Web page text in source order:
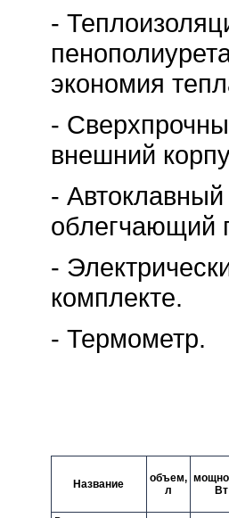
-
экономия
-
внешний
-
облегчающий
-
комплекте.
- Термометр.
Название
объем,
л
Вт